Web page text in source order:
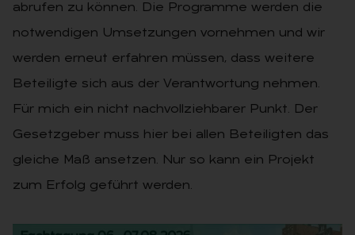
abrufen zu können. Die Programme werden die
notwendigen Umsetzungen vornehmen und wir
werden erneut erfahren müssen, dass weitere
Beteiligte sich aus der Verantwortung nehmen.
Für mich ein nicht nachvollziehbarer Punkt. Der
Gesetzgeber muss hier bei allen Beteiligten das
gleiche Maß ansetzen. Nur so kann ein Projekt
zum Erfolg geführt werden.